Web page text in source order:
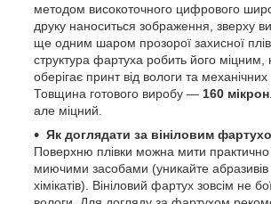
методом високоточного цифрового
друку наноситься зображення, зверху
ще одним шаром прозорої захисної
структура фартуха робить його міцним,
оберігає принт від вологи та
Товщина готового виробу — 160 мікрон
але міцний.
Як доглядати за вініловим
Поверхню плівки можна мити
миючими засобами (уникайте абразивів
хімікатів). Вініловий фартух зовсім не